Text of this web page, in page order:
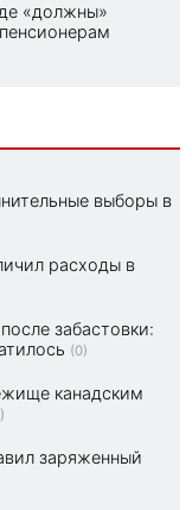
«должны»
выборы в
расходы в
забастовки:
(0)
канадским
заряженный